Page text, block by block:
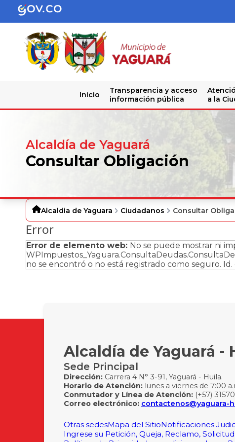
Inicio
Transparencia y acceso
información pública
a la
Alcaldía de Yaguará
Consultar Obligación
Alcaldia de Yaguara Ciudadanos Consultar
Error
Error de elemento web: No se puede mostrar ni
no se encontró o no está registrado como seguro.
Alcaldía de Yaguará -
Sede Principal
Dirección:Carrera 4 N° 3-91, Yaguará - Huila.
Horario de Atención:lunes a viernes de 7:00
Conmutador y Línea de Atención:(+57)
Correo electrónico: contactenos@yaguara-
Otras sedesMapa del SitioNotificaciones
Ingrese su Petición, Queja, Reclamo,